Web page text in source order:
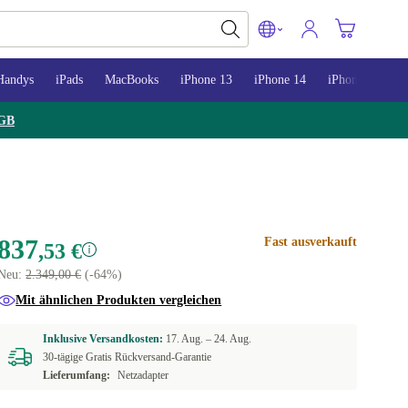
iPads MacBooks iPhone 13 iPhone 14 iPhone 15
,53 €
2.349,00 €(-64%)
Fast ausverkauft
Mit ähnlichen Produkten vergleichen
Inklusive Versandkosten: 17. Aug. –24. Aug.
30-tägige Gratis Rückversand-Garantie
Lieferumfang:
Netzadapter